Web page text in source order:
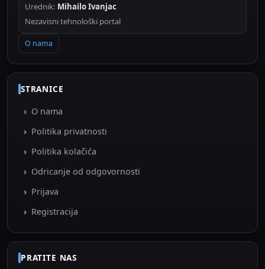
Urednik: Mihailo Ivanjac
Nezavisni tehnološki portal
O nama
STRANICE
O nama
Politika privatnosti
Politika kolačića
Odricanje od odgovornosti
Prijava
Registracija
PRATITE NAS